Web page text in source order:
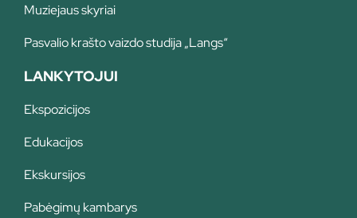
Muziejaus skyriai
Pasvalio krašto vaizdo studija „Langs“
LANKYTOJUI
Ekspozicijos
Edukacijos
Ekskursijos
Pabėgimų kambarys